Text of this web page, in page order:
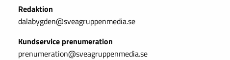
Redaktion
dalabygden@sveagruppenmedia.se
Kundservice prenumeration
prenumeration@sveagruppenmedia.se